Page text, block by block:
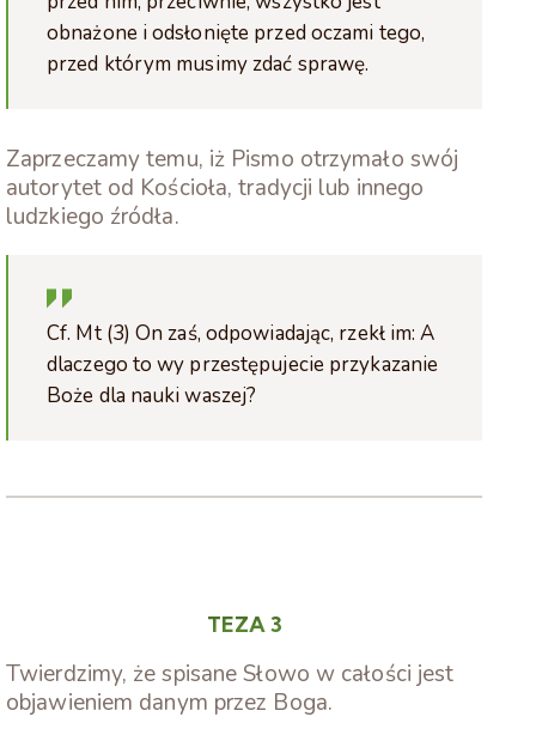
obnażone i odsłonięte przed oczami tego,
przed którym musimy zdać sprawę.
Zaprzeczamy temu, iż Pismo otrzymało swój
autorytet od Kościoła, tradycji lub innego
ludzkiego źródła.
Cf. Mt (3) On zaś, odpowiadając, rzekł im: A
dlaczego to wy przestępujecie przykazanie
Boże dla nauki waszej?
TEZA 3
Twierdzimy, że spisane Słowo w całości jest
objawieniem danym przez Boga.